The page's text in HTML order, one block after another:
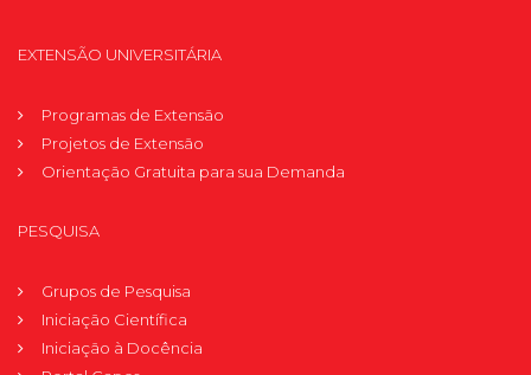
EXTENSÃO UNIVERSITÁRIA
Programas de Extensão
Projetos de Extensão
Orientação Gratuita para sua Demanda
PESQUISA
Grupos de Pesquisa
Iniciação Científica
Iniciação à Docência